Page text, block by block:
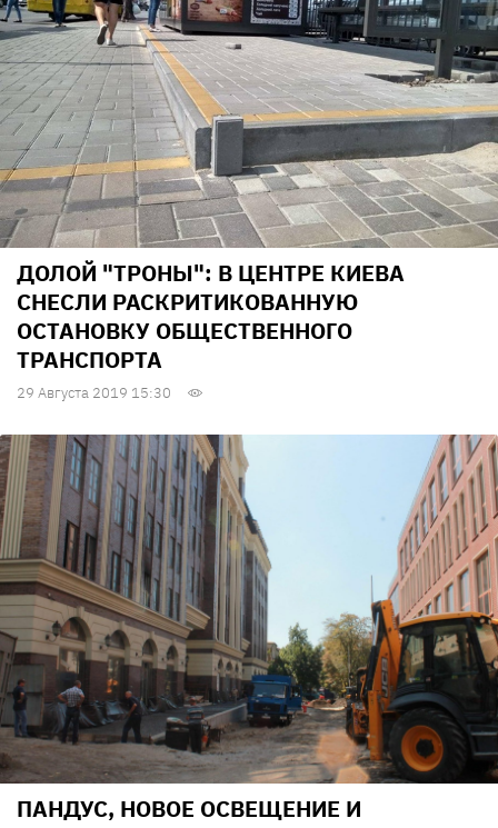
ДОЛОЙ "ТРОНЫ": В ЦЕНТРЕ КИЕВА
СНЕСЛИ РАСКРИТИКОВАННУЮ
ОСТАНОВКУ ОБЩЕСТВЕННОГО
ТРАНСПОРТА
29 Августа 2019 15:30
ПАНДУС, НОВОЕ ОСВЕЩЕНИЕ И